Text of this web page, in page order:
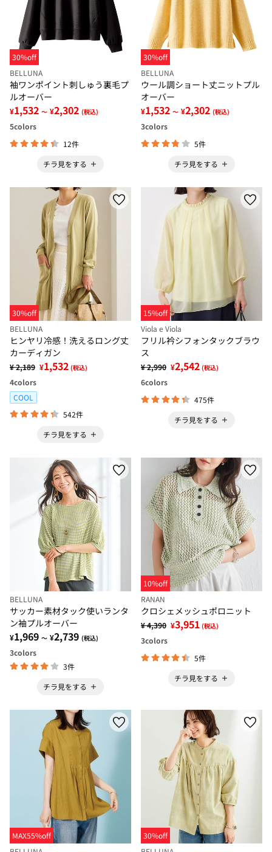
30%off
BELLUNA
袖ワンポイント刺しゅう裏毛プ
ルオーバー
¥1,532 ～ ¥2,302 (税込)
5colors
12件
チラ見をする
30%off
BELLUNA
ウール調ショート丈ニットプル
オーバー
¥1,532 ～ ¥2,302 (税込)
3colors
5件
チラ見をする
30%off
BELLUNA
ヒンヤリ冷感！洗えるロング丈
カーディガン
¥ 2,189 ¥1,532 (税込)
4colors
COOL
542件
チラ見をする
15%off
Viola e Viola
フリル衿シフォンタックブラウ
ス
¥ 2,990 ¥2,542 (税込)
6colors
475件
チラ見をする
BELLUNA
サッカー素材タック使いランタ
ン袖プルオーバー
¥1,969 ～ ¥2,739 (税込)
3colors
3件
チラ見をする
10%off
RANAN
クロシェメッシュポロニット
¥ 4,390 ¥3,951 (税込)
3colors
5件
チラ見をする
MAX55%off
30%off